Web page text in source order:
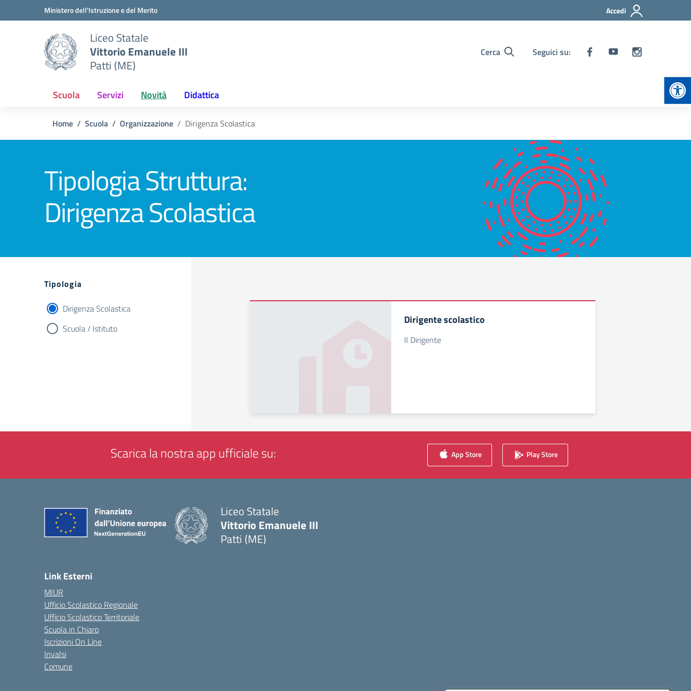
Vai ai contenuti
Vai al menu di navigazioneMinistero dell'Istruzione e del Merito Accedi
Liceo Statale
Vittorio Emanuele III
Patti (ME)
Cerca Seguici su:
Scuola Servizi Novità Didattica
Home Scuola Organizzazione Dirigenza Scolastica
Tipologia Struttura:
Dirigenza Scolastica
Tipologia
Dirigenza Scolastica
Scuola / Istituto
Dirigente scolastico
Il Dirigente
Scarica la nostra app ufficiale su: App Store Play Store
Liceo Statale
Vittorio Emanuele III
Patti (ME)
Link Esterni
MIUR
Ufficio Scolastico Regionale
Ufficio Scolastico Territoriale
Scuola in Chiaro
Iscrizioni On Line
Invalsi
Comune